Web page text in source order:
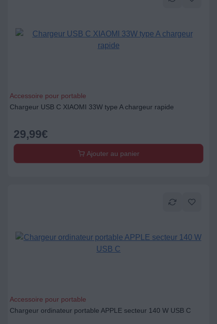
Accessoire pour portable
Chargeur USB C XIAOMI 33W type A chargeur rapide
29,99€
Ajouter au panier
Accessoire pour portable
Chargeur ordinateur portable APPLE secteur 140 W USB C